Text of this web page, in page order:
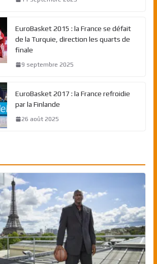
EuroBasket 2015 : la France se défait
de la Turquie, direction les quarts de
finale
9 septembre 2025
EuroBasket 2017 : la France refroidie
par la Finlande
26 août 2025